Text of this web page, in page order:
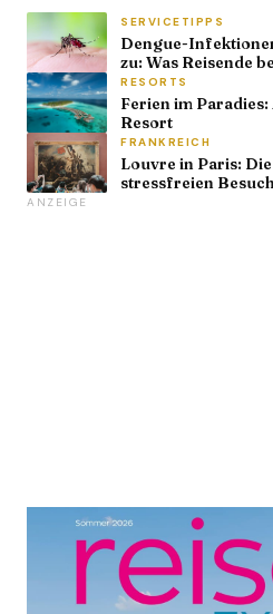
SERVICETIPPS
Dengue-
zu: Was Reisende
RESORTS
Ferien im Paradies:
Resort
FRANKREICH
Louvre in Paris:
stressfreien
ANZEIGE